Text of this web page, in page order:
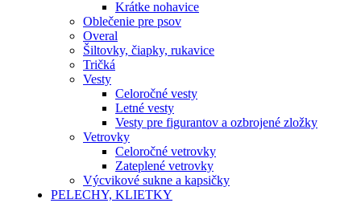
Krátke nohavice
Oblečenie pre psov
Overal
Šiltovky, čiapky, rukavice
Tričká
Vesty
Celoročné vesty
Letné vesty
Vesty pre figurantov a ozbrojené zložky
Vetrovky
Celoročné vetrovky
Zateplené vetrovky
Výcvikové sukne a kapsičky
PELECHY, KLIETKY